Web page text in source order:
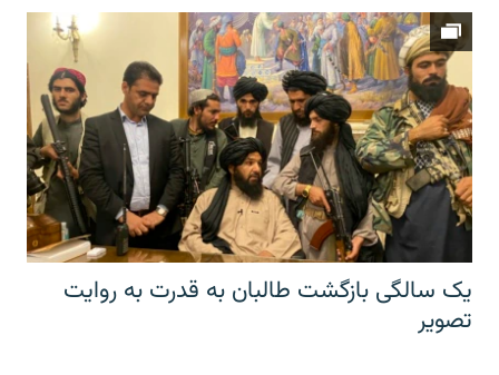
یک سالگی بازگشت طالبان به قدرت به روایت
تصویر